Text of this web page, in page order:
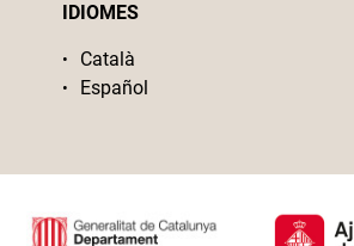
IDIOMES
Català
Español